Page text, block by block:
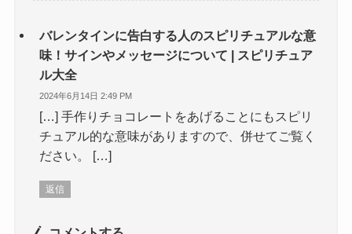
バレンタインに告白する人のスピリチュアルな意
味！サインやメッセージについて | スピリチュア
ル大全
2024年6月14日 2:49 PM
[…] 手作りチョコレートをあげることにもスピリ
チュアル的な意味がありますので、併せてご覧く
ださい。 […]
返信